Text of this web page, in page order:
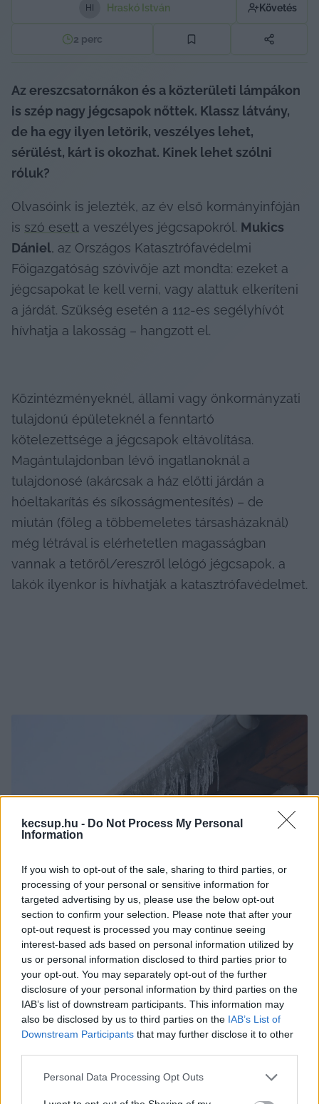
kecsup.hu - Do Not Process My Personal
Information
If you wish to opt-out of the sale, sharing to third parties, or
processing of your personal or sensitive information for
targeted advertising by us, please use the below opt-out
section to confirm your selection. Please note that after your
opt-out request is processed you may continue seeing
interest-based ads based on personal information utilized by
us or personal information disclosed to third parties prior to
your opt-out. You may separately opt-out of the further
disclosure of your personal information by third parties on the
IAB’s list of downstream participants. This information may
also be disclosed by us to third parties on the IAB’s List of
Downstream Participants that may further disclose it to other
Please note that this website/app uses one or more Google
Personal Data Processing Opt Outs
H Hraskó István Követés
2 perc
Az ereszcsatornákon és a közterületi lámpákon
is szép nagy jégcsapok nőttek. Klassz látvány,
de ha egy ilyen letörik, veszélyes lehet,
sérülést, kárt is okozhat. Kinek lehet szólni
róluk?
Olvasóink is jelezték, az év első kormányinfóján
is szó esett a veszélyes jégcsapokról. Mukics
Dániel, az Országos Katasztrófavédelmi
Főigazgatóság szóvivője azt mondta: ezeket a
jégcsapokat le kell verni, vagy alattuk elkeríteni
a járdát. Szükség esetén a 112-es segélyhívót
hívhatja a lakosság – hangzott el.
Közintézményeknél, állami vagy önkormányzati
tulajdonú épületeknél a fenntartó
kötelezettsége a jégcsapok eltávolítása.
Magántulajdonban lévő ingatlanoknál a
tulajdonosé (akárcsak a ház előtti járdán a
hóeltakarítás és síkosságmentesítés) – de
miután (főleg a többemeletes társasházaknál)
még létrával is elérhetetlen magasságban
vannak a tetőről/ereszről lelógó jégcsapok, a
lakók ilyenkor is hívhatják a katasztrófavédelmet.
Fotó: Hraskó István, KecsUP Hírek
Nyilván a tűzoltók nem fognak tudni
mindenhova eljutni, de indokolt esetben,
veszélyt jelentő jégdaraboknál segítenek.
Egerben, Tatabányán, Székesfehérváron és
Nyíregyházán volt is már példa beavatkozásra.
Csütörtökön Kiskunfélegyházán a József Attila